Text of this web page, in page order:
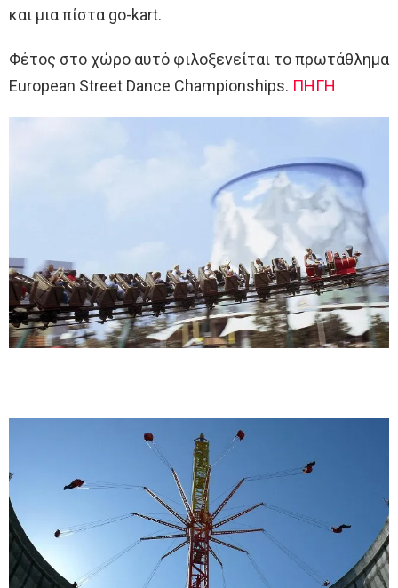
και μια πίστα go-kart.
Φέτος στο χώρο αυτό φιλοξενείται το πρωτάθλημα
European Street Dance Championships. ΠΗΓΗ